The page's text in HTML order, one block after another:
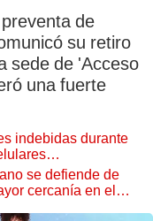
de
su retiro
sede de 'Acceso
una fuerte
indebidas durante
se defiende de
cercanía en el